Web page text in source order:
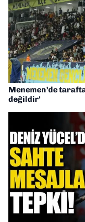
Menemen’de
değildir'